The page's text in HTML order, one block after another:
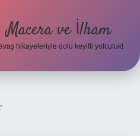
Macera ve İlham
hikayeleriyle dolu keyifli yolculuk!